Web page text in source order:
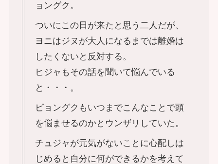
ョングク。
ついにこの日が来たと思う二人だが、
ヨニはジヌが大人になるまでは離婚は
したくないと反対する。
ヒジャもその話を聞いて悩んでいる
と・・・。
ビョングクもいつまでこんなことで頭
を悩ませるのかとウンザリしていた。
チュジャが元気がないことに心配しは
じめると自分に何ができるかを考えて